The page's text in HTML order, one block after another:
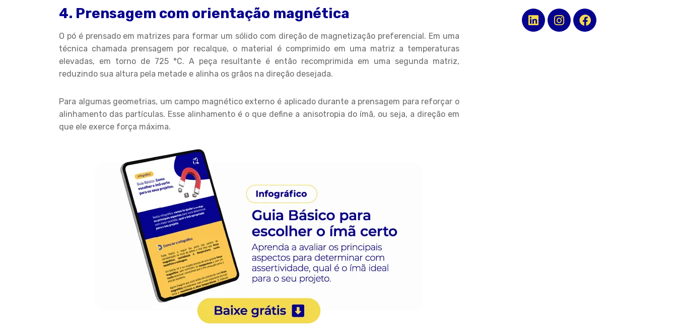
4. Prensagem com orientação magnética
O pó é prensado em matrizes para formar um sólido com direção de magnetização preferencial. Em uma
técnica chamada prensagem por recalque, o material é comprimido em uma matriz a temperaturas
elevadas, em torno de 725 °C. A peça resultante é então recomprimida em uma segunda matriz,
reduzindo sua altura pela metade e alinha os grãos na direção desejada.
Para algumas geometrias, um campo magnético externo é aplicado durante a prensagem para reforçar o
alinhamento das partículas. Esse alinhamento é o que define a anisotropia do ímã, ou seja, a direção em
que ele exerce força máxima.